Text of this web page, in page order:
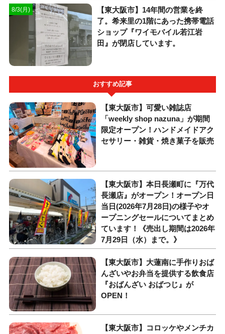
8/3(月)
【東大阪市】14年間の営業を終
了。希来里の1階にあった携帯電話
ショップ『ワイモバイル若江岩
田』が閉店しています。
おすすめ記事
【東大阪市】可愛い雑誌店
「weekly shop nazuna」が期間
限定オープン！ハンドメイドアク
セサリー・雑貨・焼き菓子を販売
【東大阪市】本日長瀬町に『万代
長瀬店』がオープン！オープン日
当日(2026年7月28日)の様子やオ
ープニングセールについてまとめ
ています！《売出し期間は2026年
7月29日（水）まで。》
【東大阪市】大蓮南に手作りおば
んざいやお弁当を提供する飲食店
『おばんざい おばつじ』が
OPEN！
【東大阪市】コロッケやメンチカ